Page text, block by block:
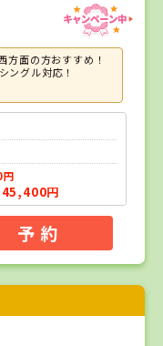
方面の方おすすめ！
ングル対応！
円
予 約